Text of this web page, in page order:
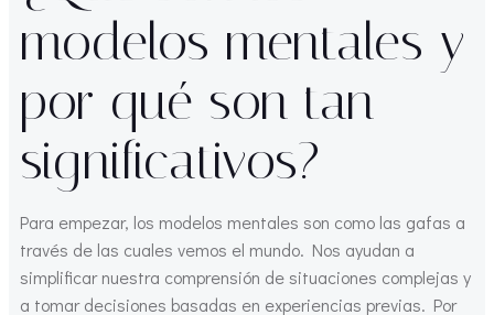
modelos mentales y
por qué son tan
significativos?
Para empezar, los modelos mentales son como las gafas a
través de las cuales vemos el mundo. Nos ayudan a
simplificar nuestra comprensión de situaciones complejas y
a tomar decisiones basadas en experiencias previas. Por